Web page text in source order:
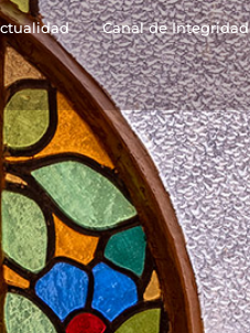
Canal de Integridad